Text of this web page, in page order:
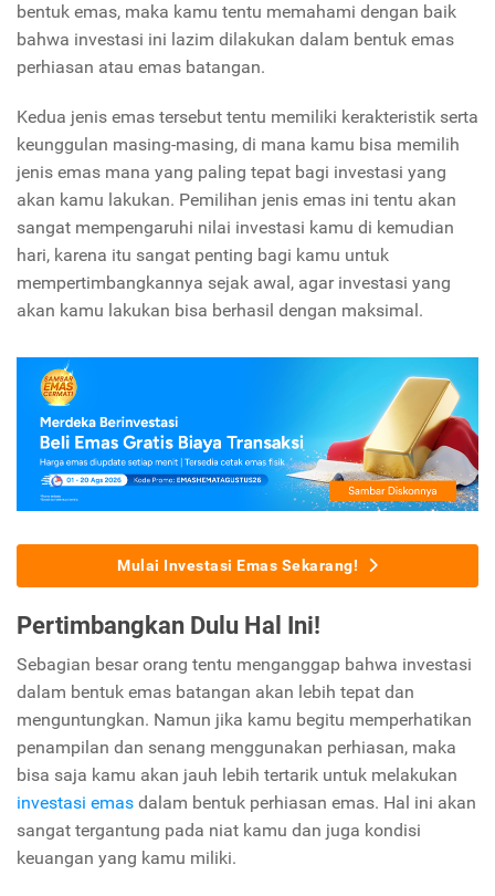
bentuk emas, maka kamu tentu memahami dengan baik
bahwa investasi ini lazim dilakukan dalam bentuk emas
perhiasan atau emas batangan.
Kedua jenis emas tersebut tentu memiliki kerakteristik serta
keunggulan masing-masing, di mana kamu bisa memilih
jenis emas mana yang paling tepat bagi investasi yang
akan kamu lakukan. Pemilihan jenis emas ini tentu akan
sangat mempengaruhi nilai investasi kamu di kemudian
hari, karena itu sangat penting bagi kamu untuk
mempertimbangkannya sejak awal, agar investasi yang
akan kamu lakukan bisa berhasil dengan maksimal.
Mulai Investasi Emas Sekarang!
Pertimbangkan Dulu Hal Ini!
Sebagian besar orang tentu menganggap bahwa investasi
dalam bentuk emas batangan akan lebih tepat dan
menguntungkan. Namun jika kamu begitu memperhatikan
penampilan dan senang menggunakan perhiasan, maka
bisa saja kamu akan jauh lebih tertarik untuk melakukan
investasi emas dalam bentuk perhiasan emas. Hal ini akan
sangat tergantung pada niat kamu dan juga kondisi
keuangan yang kamu miliki.